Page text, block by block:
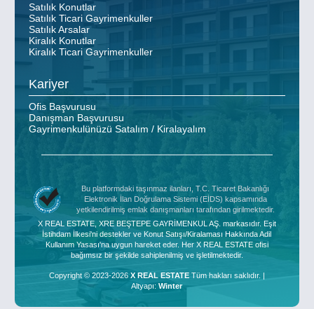
Satılık Konutlar
Satılık Ticari Gayrimenkuller
Satılık Arsalar
Kiralık Konutlar
Kiralık Ticari Gayrimenkuller
Kariyer
Ofis Başvurusu
Danışman Başvurusu
Gayrimenkulünüzü Satalım / Kiralayalım
Bu platformdaki taşınmaz ilanları, T.C. Ticaret Bakanlığı
Elektronik İlan Doğrulama Sistemi (EİDS) kapsamında
yetkilendirilmiş emlak danışmanları tarafından girilmektedir.
X REAL ESTATE, XRE BEŞTEPE GAYRİMENKUL AŞ. markasıdır. Eşit
İstihdam İlkesi'ni destekler ve Konut Satışı/Kiralaması Hakkında Adil
Kullanım Yasası'na uygun hareket eder. Her X REAL ESTATE ofisi
bağımsız bir şekilde sahiplenilmiş ve işletilmektedir.
Copyright © 2023-2026X REAL ESTATETüm hakları saklıdır. |
Altyapı:Winter